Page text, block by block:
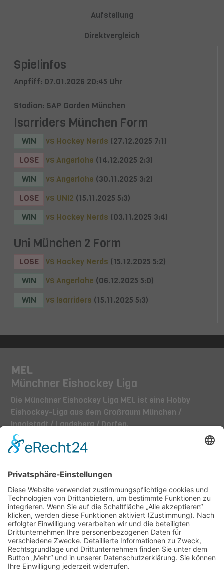
Aufstellung
Direktvergleich
Spielinfos
Anpfiff: 07.01.2026 20:45 Uhr
Stadion: SAP Garden München
Isarriders München Form
WIN VS Hockey Nerds (27.12.2025 7:1)
LOSE
VS Angerlohe (14.12.2025 2:3)
WIN
VS Angerlohe (30.11.2025 3:2)
LOSE
VS UNI2 (15.11.2025 5:3)
WIN
VS Hockey Nerds (03.11.2025 3:4)
Uni München 2 Form
LOSE VS Hockey Nerds (15.12.2025 5:2)
WIN
VS Angerlohe (06.12.2025 5:0)
WIN
VS Isarriders (15.11.2025 5:3)
MEL
Münchner Eishockey Liga
Die Münchner Eishockey Liga MEL ist eine Hobby
Eishockey-Liga aus dem Großraum München /
Ingolstadt / Landsberg / Dorfen.
TEAMS